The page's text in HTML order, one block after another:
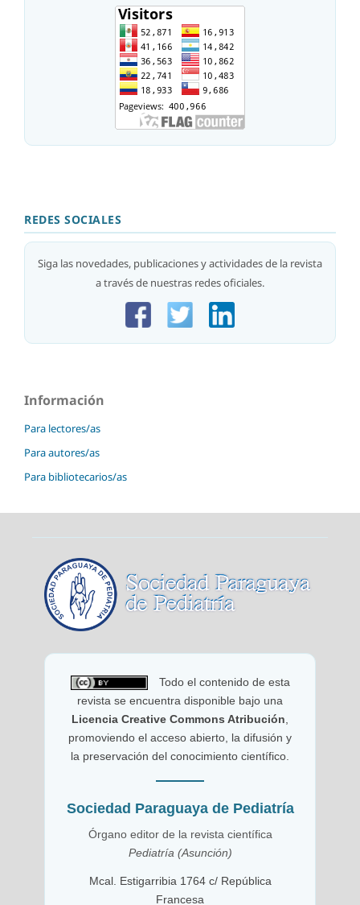
REDES SOCIALES
Siga las novedades, publicaciones y actividades de la revista
a través de nuestras redes oficiales.
Información
Para lectores/as
Para autores/as
Para bibliotecarios/as
Todo el contenido de esta
revista se encuentra disponible bajo una
Licencia Creative Commons Atribución
promoviendo el acceso abierto, la difusión y
la preservación del conocimiento científico.
Sociedad Paraguaya de Pediatría
Órgano editor de la revista científica
Pediatría (Asunción)
Mcal. Estigarribia 1764 c/ República
Francesa